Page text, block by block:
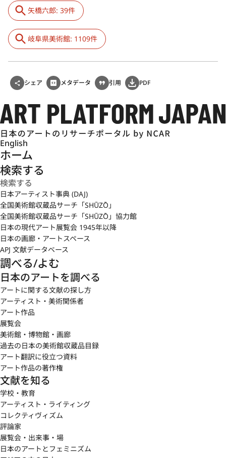
矢橋六郎: 39件
岐阜県美術館: 1109件
シェア メタデータ 引用 PDF
English
ホーム
検索する
日本アーティスト事典 (DAJ)
全国美術館収蔵品サーチ「SHŪZŌ」
全国美術館収蔵品サーチ「SHŪZŌ」協力館
日本の現代アート展覧会 1945年以降
日本の画廊・アートスペース
APJ 文献データベース
調べる/よむ
日本のアートを調べる
アートに関する文献の探し方
アーティスト・美術関係者
アート作品
展覧会
美術館・博物館・画廊
過去の日本の美術館収蔵品目録
アート翻訳に役立つ資料
アート作品の著作権
文献を知る
学校・教育
アーティスト・ライティング
コレクティヴィズム
評論家
展覧会・出来事・場
日本のアートとフェミニズム